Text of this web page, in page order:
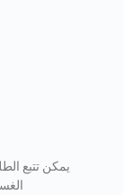
يمكن تتبع